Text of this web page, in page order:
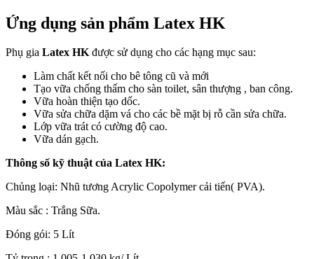
Ứng dụng sản phẩm Latex HK
Phụ gia Latex HKđược sử dụng cho các hạng mục sau:
Làm chất kết nối cho bê tông cũ và mới
Tạo vữa chống thấm cho sàn toilet, sân thượng , ban công.
Vữa hoàn thiện tạo dốc.
Vữa sửa chữa dặm vá cho các bề mặt bị rỗ cần sửa chữa.
Lớp vữa trát có cường độ cao.
Vữa dán gạch.
Thông số kỹ thuật của Latex HK:
Chủng loại: Nhũ tương Acrylic Copolymer cải tiến( PVA).
Màu sắc : Trắng Sữa.
Đóng gói: 5 Lít